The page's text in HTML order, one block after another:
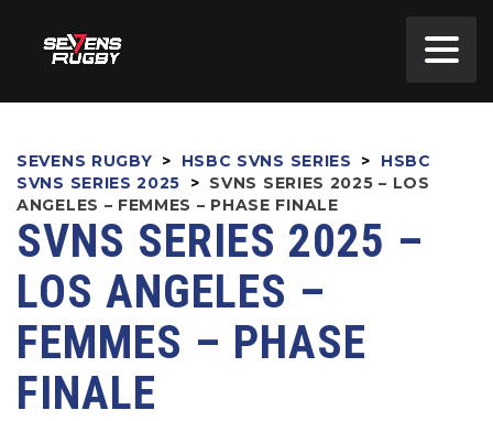
SEVENS RUGBY > HSBC SVNS SERIES >
HSBC
SVNS SERIES 2025
> SVNS SERIES 2025 – LOS
ANGELES – FEMMES – PHASE FINALE
SVNS SERIES 2025 –
LOS ANGELES –
FEMMES – PHASE
FINALE